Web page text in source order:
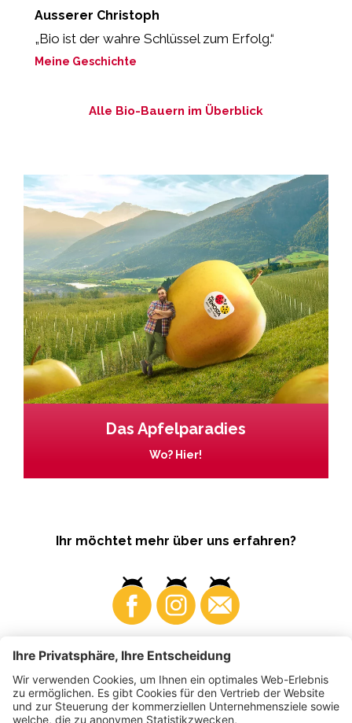
Ausserer Christoph
„Bio ist der wahre Schlüssel zum Erfolg.“
Meine Geschichte
Alle Bio-Bauern im Überblick
Das Apfelparadies
Wo? Hier!
Ihr möchtet mehr über uns erfahren?
Business Produzenten